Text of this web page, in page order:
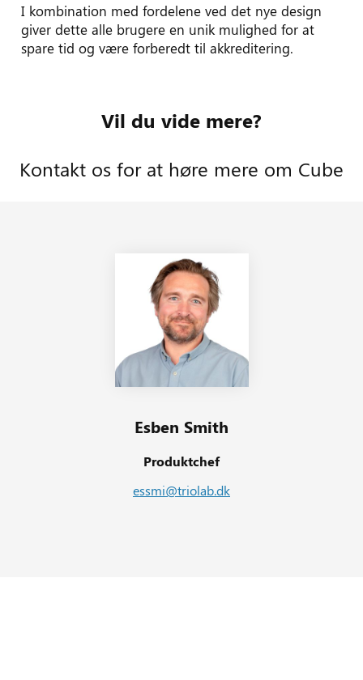
I kombination med fordelene ved det nye design
giver dette alle brugere en unik mulighed for at
spare tid og være forberedt til akkreditering.
hjemmeside
Vil du vide mere?
Kontakt os for at høre mere om Cube
Esben Smith
Produktchef
essmi@triolab.dk